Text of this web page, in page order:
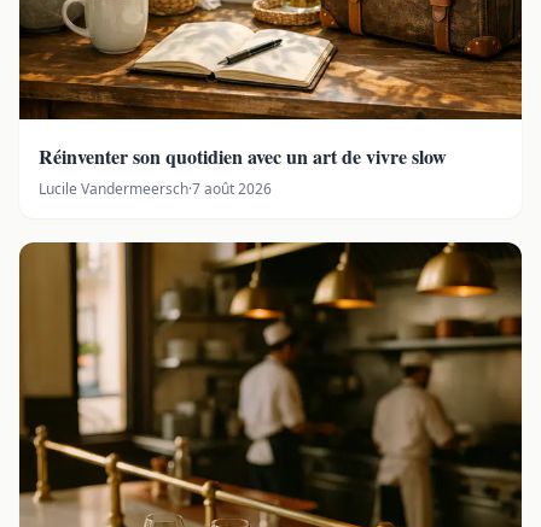
Réinventer son quotidien avec un art de vivre slow
Lucile Vandermeersch·7 août 2026